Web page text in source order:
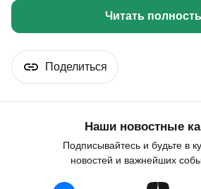
Читать
Поделиться
Наши новостные
Подписывайтесь и будьте в
новостей и важнейших